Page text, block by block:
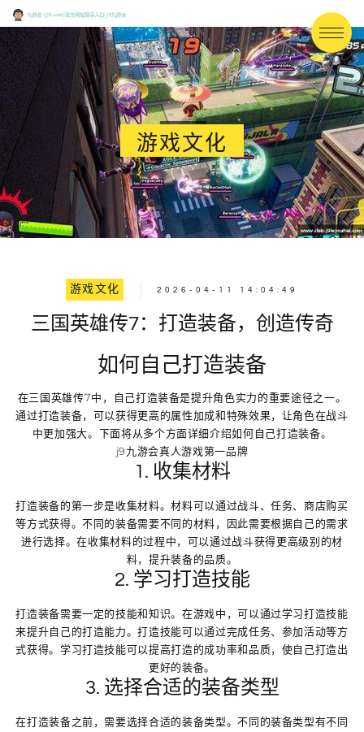
游戏文化
游戏文化 2026-04-11 14:04:49
三国英雄传7：打造装备，创造传奇
如何自己打造装备
在三国英雄传7中，自己打造装备是提升角色实力的重要途径之一。
通过打造装备，可以获得更高的属性加成和特殊效果，让角色在战斗
中更加强大。下面将从多个方面详细介绍如何自己打造装备。
j9九游会真人游戏第一品牌
1. 收集材料
打造装备的第一步是收集材料。材料可以通过战斗、任务、商店购买
等方式获得。不同的装备需要不同的材料，因此需要根据自己的需求
进行选择。在收集材料的过程中，可以通过战斗获得更高级别的材
料，提升装备的品质。
2. 学习打造技能
打造装备需要一定的技能和知识。在游戏中，可以通过学习打造技能
来提升自己的打造能力。打造技能可以通过完成任务、参加活动等方
式获得。学习打造技能可以提高打造的成功率和品质，使自己打造出
更好的装备。
3. 选择合适的装备类型
在打造装备之前，需要选择合适的装备类型。不同的装备类型有不同